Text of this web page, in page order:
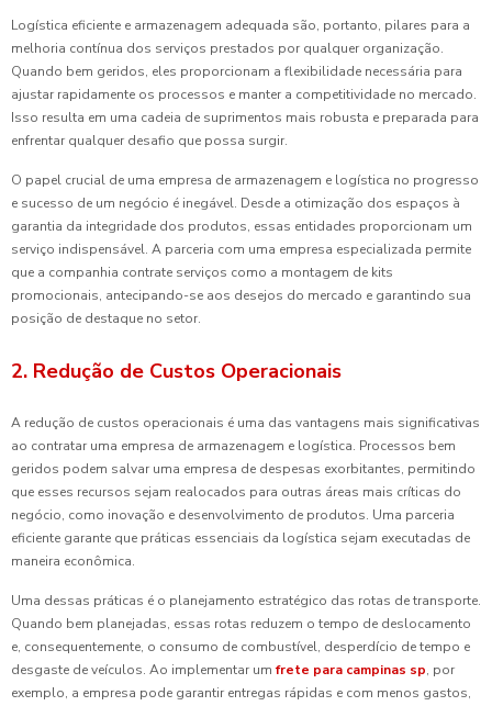
Logística eficiente e armazenagem adequada são, portanto, pilares para a
melhoria contínua dos serviços prestados por qualquer organização.
Quando bem geridos, eles proporcionam a flexibilidade necessária para
ajustar rapidamente os processos e manter a competitividade no mercado.
Isso resulta em uma cadeia de suprimentos mais robusta e preparada para
enfrentar qualquer desafio que possa surgir.
O papel crucial de uma empresa de armazenagem e logística no progresso
e sucesso de um negócio é inegável. Desde a otimização dos espaços à
garantia da integridade dos produtos, essas entidades proporcionam um
serviço indispensável. A parceria com uma empresa especializada permite
que a companhia contrate serviços como a montagem de kits
promocionais, antecipando-se aos desejos do mercado e garantindo sua
posição de destaque no setor.
2. Redução de Custos Operacionais
A redução de custos operacionais é uma das vantagens mais significativas
ao contratar uma empresa de armazenagem e logística. Processos bem
geridos podem salvar uma empresa de despesas exorbitantes, permitindo
que esses recursos sejam realocados para outras áreas mais críticas do
negócio, como inovação e desenvolvimento de produtos. Uma parceria
eficiente garante que práticas essenciais da logística sejam executadas de
maneira econômica.
Uma dessas práticas é o planejamento estratégico das rotas de transporte.
Quando bem planejadas, essas rotas reduzem o tempo de deslocamento
e, consequentemente, o consumo de combustível, desperdício de tempo e
desgaste de veículos. Ao implementar umfrete para campinas sp, por
exemplo, a empresa pode garantir entregas rápidas e com menos gastos,